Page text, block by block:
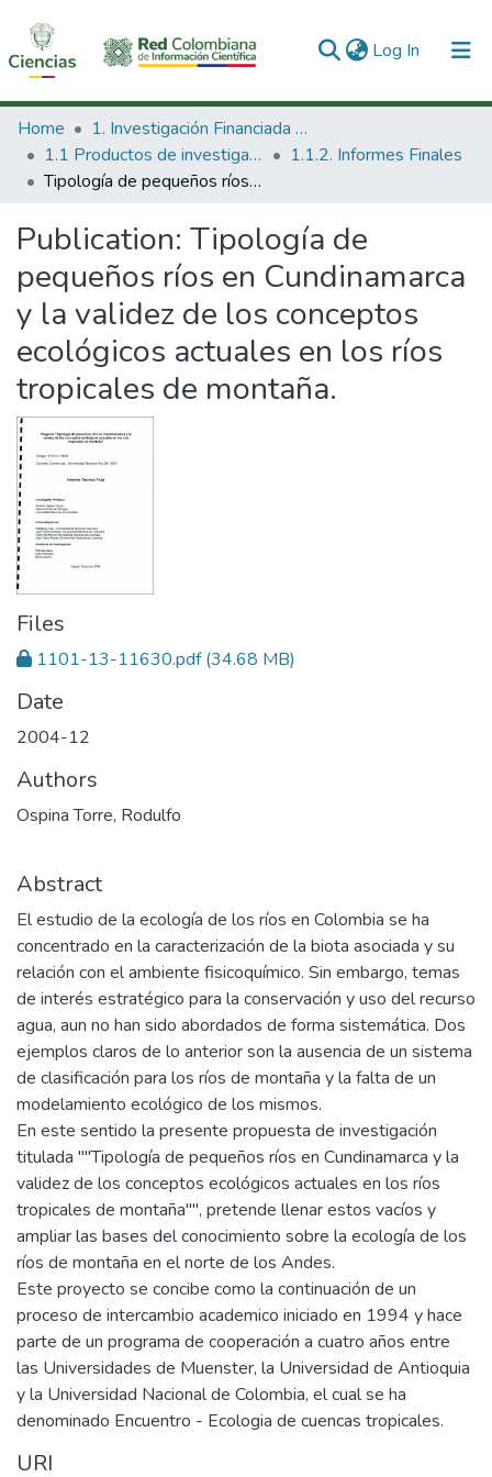
Log In (current)
Communities & Collections
All of DSpace
Home
1. Investigación Financiada con Recursos Públicos
1.1 Productos de investigación
1.1.2. Informes Finales
Tipología de pequeños ríos en Cundinamarca y la validez de los conceptos ecológicos actuales en los ríos tropicales de montaña.
Publication: Tipología de
pequeños ríos en Cundinamarca
y la validez de los conceptos
ecológicos actuales en los ríos
tropicales de montaña.
Files
1101-13-11630.pdf(34.68 MB)
Date
2004-12
Authors
Ospina Torre, Rodulfo
Abstract
El estudio de la ecología de los ríos en Colombia se ha
concentrado en la caracterización de la biota asociada y su
relación con el ambiente fisicoquímico. Sin embargo, temas
de interés estratégico para la conservación y uso del recurso
agua, aun no han sido abordados de forma sistemática. Dos
ejemplos claros de lo anterior son la ausencia de un sistema
de clasificación para los ríos de montaña y la falta de un
modelamiento ecológico de los mismos.
En este sentido la presente propuesta de investigación
titulada ""Tipología de pequeños ríos en Cundinamarca y la
validez de los conceptos ecológicos actuales en los ríos
tropicales de montaña"", pretende llenar estos vacíos y
ampliar las bases del conocimiento sobre la ecología de los
ríos de montaña en el norte de los Andes.
Este proyecto se concibe como la continuación de un
proceso de intercambio academico iniciado en 1994 y hace
parte de un programa de cooperación a cuatro años entre
las Universidades de Muenster, la Universidad de Antioquia
y la Universidad Nacional de Colombia, el cual se ha
denominado Encuentro - Ecologia de cuencas tropicales.
URI